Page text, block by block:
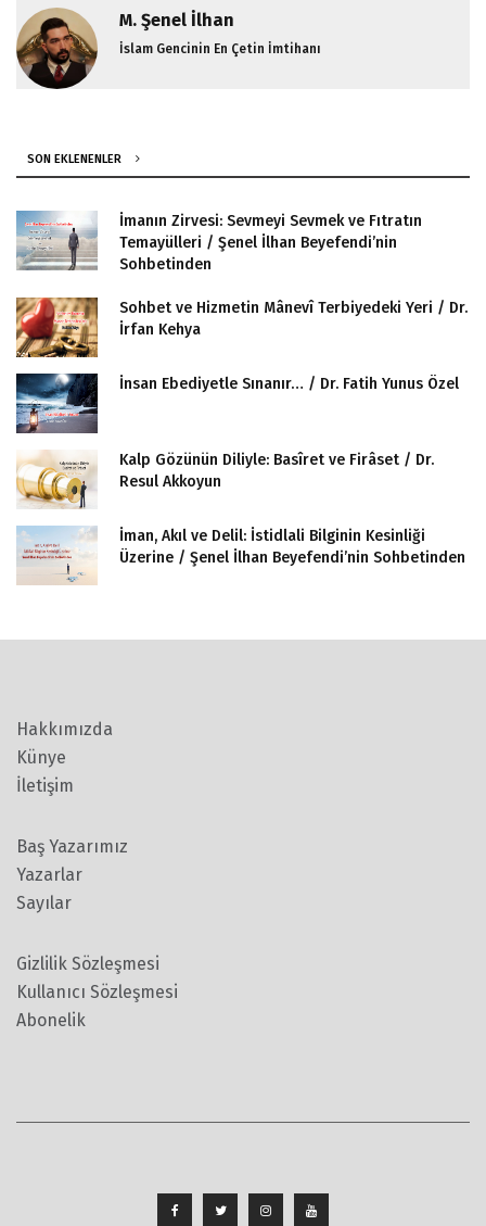
M. Şenel İlhan
İslam Gencinin En Çetin İmtihanı
SON EKLENENLER
İmanın Zirvesi: Sevmeyi Sevmek ve Fıtratın
Temayülleri / Şenel İlhan Beyefendi’nin
Sohbetinden
Sohbet ve Hizmetin Mânevî Terbiyedeki Yeri / Dr.
İrfan Kehya
İnsan Ebediyetle Sınanır… / Dr. Fatih Yunus Özel
Kalp Gözünün Diliyle: Basîret ve Firâset / Dr.
Resul Akkoyun
İman, Akıl ve Delil: İstidlali Bilginin Kesinliği
Üzerine / Şenel İlhan Beyefendi’nin Sohbetinden
Hakkımızda
Künye
İletişim
Baş Yazarımız
Yazarlar
Sayılar
Gizlilik Sözleşmesi
Kullanıcı Sözleşmesi
Abonelik